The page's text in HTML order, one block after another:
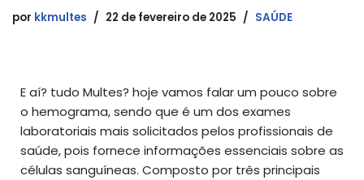
por kkmultes 22 de fevereiro de 2025 SAÚDE
E aí? tudo Multes? hoje vamos falar um pouco sobre
o hemograma, sendo que é um dos exames
laboratoriais mais solicitados pelos profissionais de
saúde, pois fornece informações essenciais sobre as
células sanguíneas. Composto por três principais